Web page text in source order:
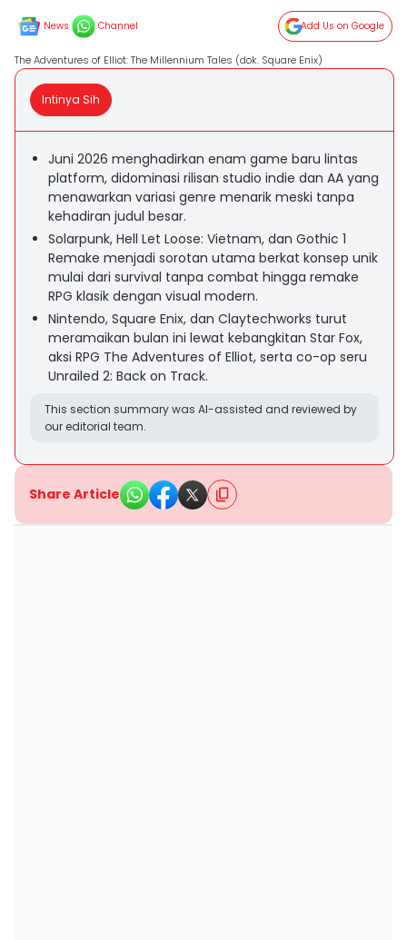
News Channel Add Us on Google
The Adventures of Elliot: The Millennium Tales (dok. Square Enix)
Intinya Sih
Juni 2026 menghadirkan enam game baru lintas
platform, didominasi rilisan studio indie dan AA yang
menawarkan variasi genre menarik meski tanpa
kehadiran judul besar.
Solarpunk, Hell Let Loose: Vietnam, dan Gothic 1
Remake menjadi sorotan utama berkat konsep unik
mulai dari survival tanpa combat hingga remake
RPG klasik dengan visual modern.
Nintendo, Square Enix, dan Claytechworks turut
meramaikan bulan ini lewat kebangkitan Star Fox,
aksi RPG The Adventures of Elliot, serta co-op seru
Unrailed 2: Back on Track.
This section summary was AI-assisted and reviewed by
our editorial team.
Share Article